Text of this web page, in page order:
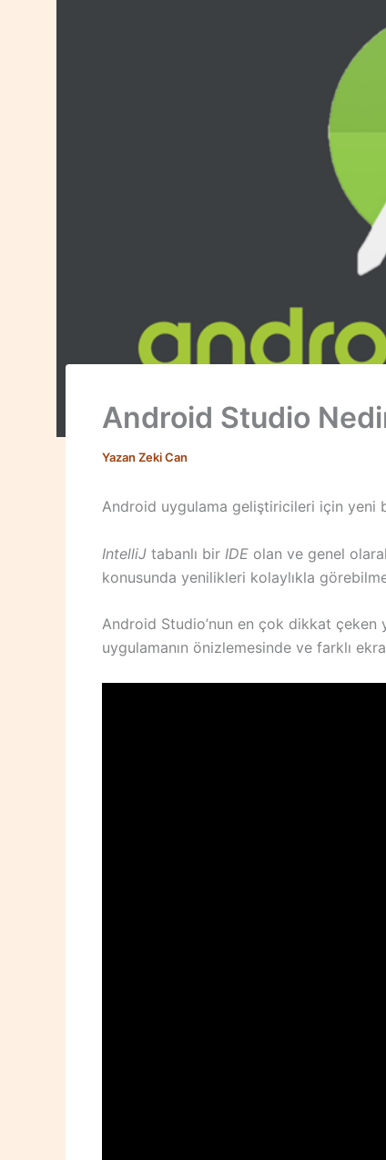
Android Studio
Yazan Zeki Can
Android uygulama geliştiricileri için yeni
IntelliJ tabanlı bir IDE olan ve genel
konusunda yenilikleri kolaylıkla
Android Studio’nun en çok dikkat çeken
uygulamanın önizlemesinde ve farklı